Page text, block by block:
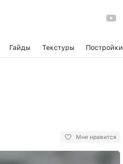
Гайды Текстуры Постройки
Мне нравится